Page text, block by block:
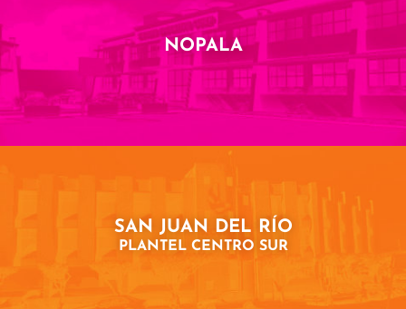
NOPALA
SAN JUAN DEL RÍO
PLANTEL CENTRO SUR